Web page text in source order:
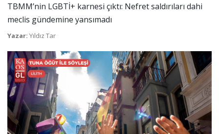
TBMM’nin LGBTİ+ karnesi çıktı: Nefret saldırıları dahi
meclis gündemine yansımadı
Yazar: Yıldız Tar